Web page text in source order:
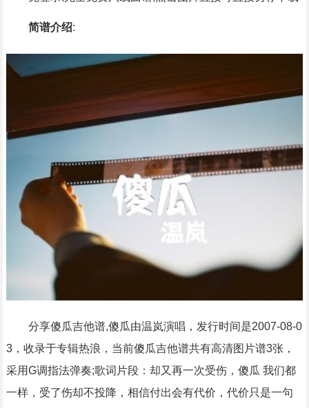
简谱介绍:
分享傻瓜吉他谱,傻瓜由温岚演唱，发行时间是2007-08-0
3，收录于专辑热浪，当前傻瓜吉他谱共有高清图片谱3张，
采用G调指法弹奏;歌词片段：却又再一次受伤，傻瓜 我们都
一样，受了伤却不投降，相信付出会有代价，代价只是一句